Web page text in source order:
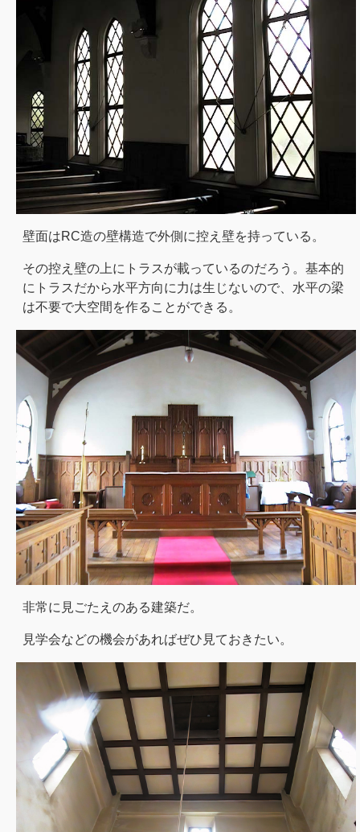
壁面はRC造の壁構造で外側に控え壁を持っている。
その控え壁の上にトラスが載っているのだろう。基本的
にトラスだから水平方向に力は生じないので、水平の梁
は不要で大空間を作ることができる。
非常に見ごたえのある建築だ。
見学会などの機会があればぜひ見ておきたい。